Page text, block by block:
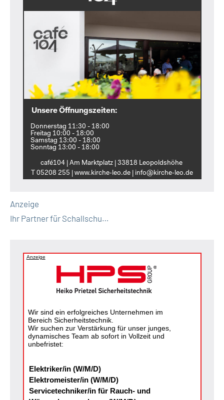
Unsere Öffnungszeiten:
Donnerstag 11:30 - 18:00
Freitag 10:00 - 18:00
Samstag 13:00 - 18:00
Sonntag 13:00 - 18:00
café104 | Am Marktplatz | 33818 Leopoldshöhe
T 05208 255 | www.kirche‑leo.de | info@kirche‑leo.de
Anzeige
Ihr Partner für Schallschu…
Anzeige
Wir sind ein erfolgreiches Unternehmen im
Bereich Sicherheitstechnik.
Wir suchen zur Verstärkung für unser junges,
dynamisches Team ab sofort in Vollzeit und
unbefristet:
Elektriker/in (W/M/D)
Elektromeister/in (W/M/D)
Servicetechniker/in für Rauch- und